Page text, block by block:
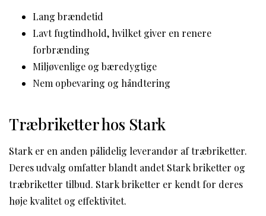
Lang brændetid
Lavt fugtindhold, hvilket giver en renere
forbrænding
Miljøvenlige og bæredygtige
Nem opbevaring og håndtering
Træbriketter hos Stark
Stark er en anden pålidelig leverandør af træbriketter.
Deres udvalg omfatter blandt andet Stark briketter og
træbriketter tilbud. Stark briketter er kendt for deres
høje kvalitet og effektivitet.